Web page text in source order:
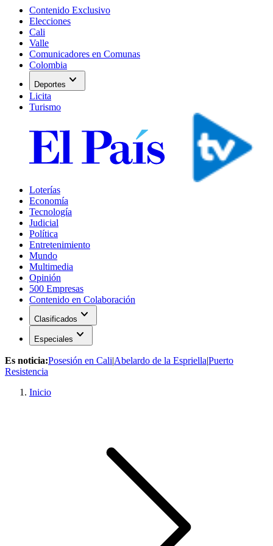
Contenido Exclusivo
Elecciones
Cali
Valle
Comunicadores en Comunas
Colombia
Deportes expand_more
Licita
Turismo
Loterías
Economía
Tecnología
Judicial
Política
Entretenimiento
Mundo
Multimedia
Opinión
500 Empresas
Contenido en Colaboración
Clasificados expand_more
Especiales expand_more
Es noticia:Posesión en Cali|Abelardo de la Espriella|Puerto
Resistencia
Inicio